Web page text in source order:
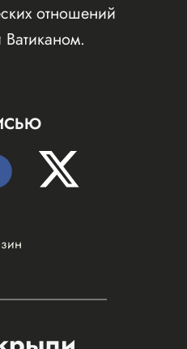
отношений